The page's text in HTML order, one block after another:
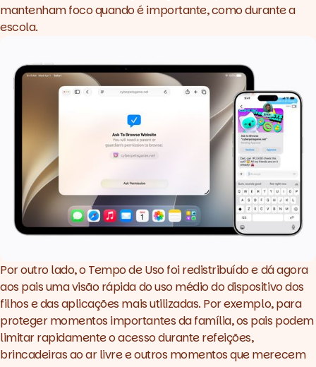
mantenham foco quando é importante, como durante a
escola.
Por outro lado, o Tempo de Uso foi redistribuído e dá agora
aos pais uma visão rápida do uso médio do dispositivo dos
filhos e das aplicações mais utilizadas. Por exemplo, para
proteger momentos importantes da família, os pais podem
limitar rapidamente o acesso durante refeições,
brincadeiras ao ar livre e outros momentos que merecem